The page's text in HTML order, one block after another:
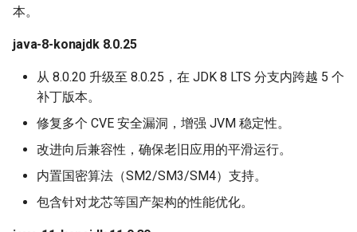
本。
java-8-konajdk 8.0.25
从 8.0.20 升级至 8.0.25，在 JDK 8 LTS 分支内跨越 5 个
补丁版本。
修复多个 CVE 安全漏洞，增强 JVM 稳定性。
改进向后兼容性，确保老旧应用的平滑运行。
内置国密算法（SM2/SM3/SM4）支持。
包含针对龙芯等国产架构的性能优化。